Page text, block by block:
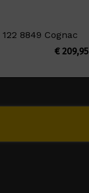
8849 Cognac
€209,95